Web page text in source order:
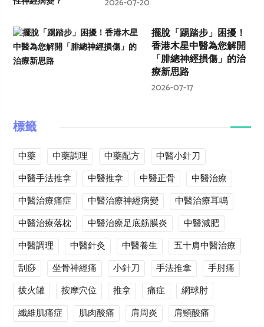
擺脫「踢踏步」困擾！
香港木星中醫為您解開
「腓總神經損傷」的治
療新思路
2026-07-17
標籤
中藥 中藥調理 中藥配方
中醫小針刀
中醫手法推拿
中醫推拿 中醫正骨
中醫治療
中醫治療痛症
中醫治療神經病變
中醫治療耳鳴
中醫治療落枕
中醫治療足底筋膜炎
中醫減肥
中醫調理
中醫針灸 中醫養生
五十肩中醫治療
刮痧
坐骨神經痛 小針刀 手法推拿
手肘痛
拔火罐
按摩穴位 推拿 痛症
網球肘
纖維肌痛症
肌肉酸痛 肩周炎
肩頸酸痛